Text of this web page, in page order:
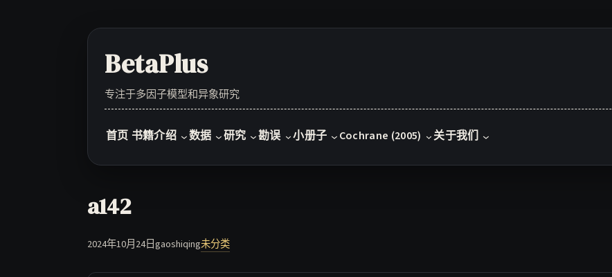
BetaPlus
专注于多因子模型和异象研究
首页 书籍介绍 数据 研究 勘误 小册子 Cochrane (2005) 关于我们
a142
2024年10月24日gaoshiqing未分类